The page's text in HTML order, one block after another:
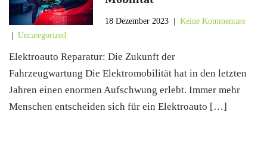
18 Dezember 2023 |Keine Kommentare
Uncategorized
Elektroauto Reparatur: Die Zukunft der
Fahrzeugwartung Die Elektromobilität hat in den letzten
Jahren einen enormen Aufschwung erlebt. Immer mehr
Menschen entscheiden sich für ein Elektroauto […]